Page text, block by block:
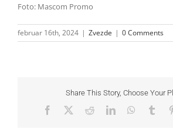
Foto: Mascom Promo
februar 16th, 2024 | Zvezde | 0 Comments
Share This Story, Choose Your
Facebook RedditLinkedIn